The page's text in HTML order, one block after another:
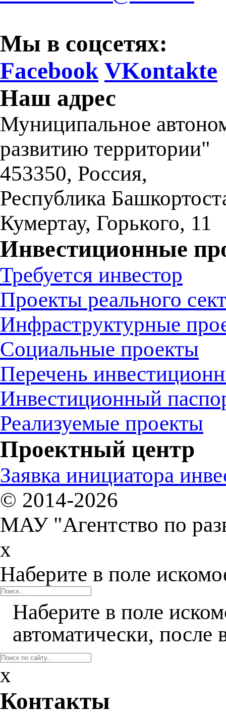
Мы в соцсетях:
Facebook VKontakte
Наш адрес
Муниципальное
развитию территории"
453350, Россия,
Республика
Кумертау, Горького, 11
Инвестиционные
Требуется инвестор
Проекты реального
Инфраструктурные
Социальные проекты
Перечень
Инвестиционный
Реализуемые проекты
Проектный центр
Заявка инициатора
© 2014-2026
МАУ "Агентство по
x
Наберите в поле
Наберите в поле
автоматически, после
x
Контакты